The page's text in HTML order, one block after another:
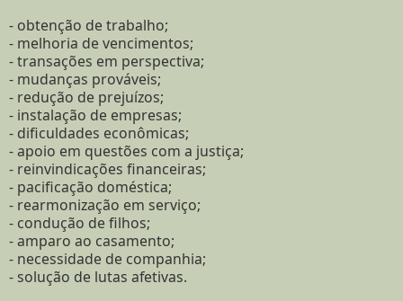
- obtenção de trabalho;
- melhoria de vencimentos;
- transações em perspectiva;
- mudanças prováveis;
- redução de prejuízos;
- instalação de empresas;
- dificuldades econômicas;
- apoio em questões com a justiça;
- reinvindicações financeiras;
- pacificação doméstica;
- rearmonização em serviço;
- condução de filhos;
- amparo ao casamento;
- necessidade de companhia;
- solução de lutas afetivas.